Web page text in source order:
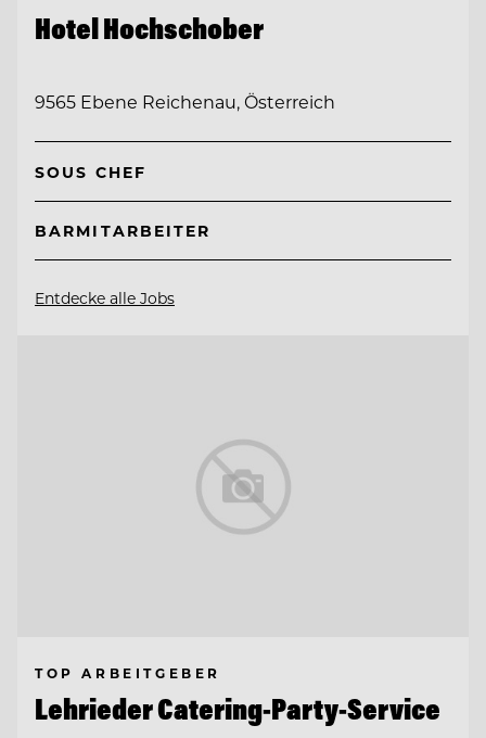
Hotel Hochschober
9565 Ebene Reichenau, Österreich
SOUS CHEF
BARMITARBEITER
Entdecke alle Jobs
TOP ARBEITGEBER
Lehrieder Catering-Party-Service